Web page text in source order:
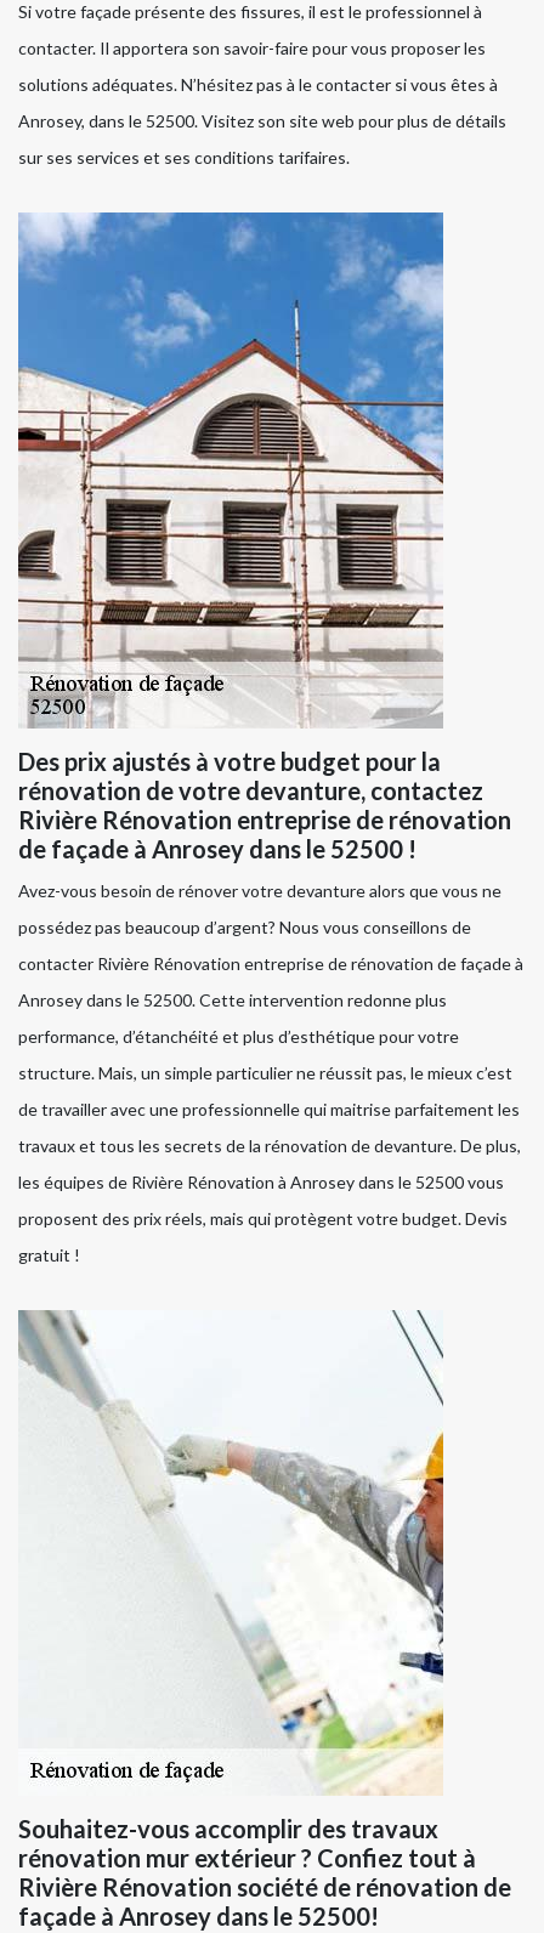
Si votre façade présente des fissures, il est le professionnel à
contacter. Il apportera son savoir-faire pour vous proposer les
solutions adéquates. N’hésitez pas à le contacter si vous êtes à
Anrosey, dans le 52500. Visitez son site web pour plus de détails
sur ses services et ses conditions tarifaires.
Des prix ajustés à votre budget pour la
rénovation de votre devanture, contactez
Rivière Rénovation entreprise de rénovation
de façade à Anrosey dans le 52500 !
Avez-vous besoin de rénover votre devanture alors que vous ne
possédez pas beaucoup d’argent? Nous vous conseillons de
contacter Rivière Rénovation entreprise de rénovation de façade à
Anrosey dans le 52500. Cette intervention redonne plus
performance, d’étanchéité et plus d’esthétique pour votre
structure. Mais, un simple particulier ne réussit pas, le mieux c’est
de travailler avec une professionnelle qui maitrise parfaitement les
travaux et tous les secrets de la rénovation de devanture. De plus,
les équipes de Rivière Rénovation à Anrosey dans le 52500 vous
proposent des prix réels, mais qui protègent votre budget. Devis
gratuit !
Souhaitez-vous accomplir des travaux
rénovation mur extérieur ? Confiez tout à
Rivière Rénovation société de rénovation de
façade à Anrosey dans le 52500!